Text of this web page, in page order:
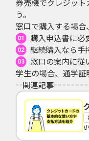
券売機でクレジッ
う。
窓口で購入する場合
購入申込書に必
継続購入なら手
窓口の案内に従
学生の場合、通学
関連記事